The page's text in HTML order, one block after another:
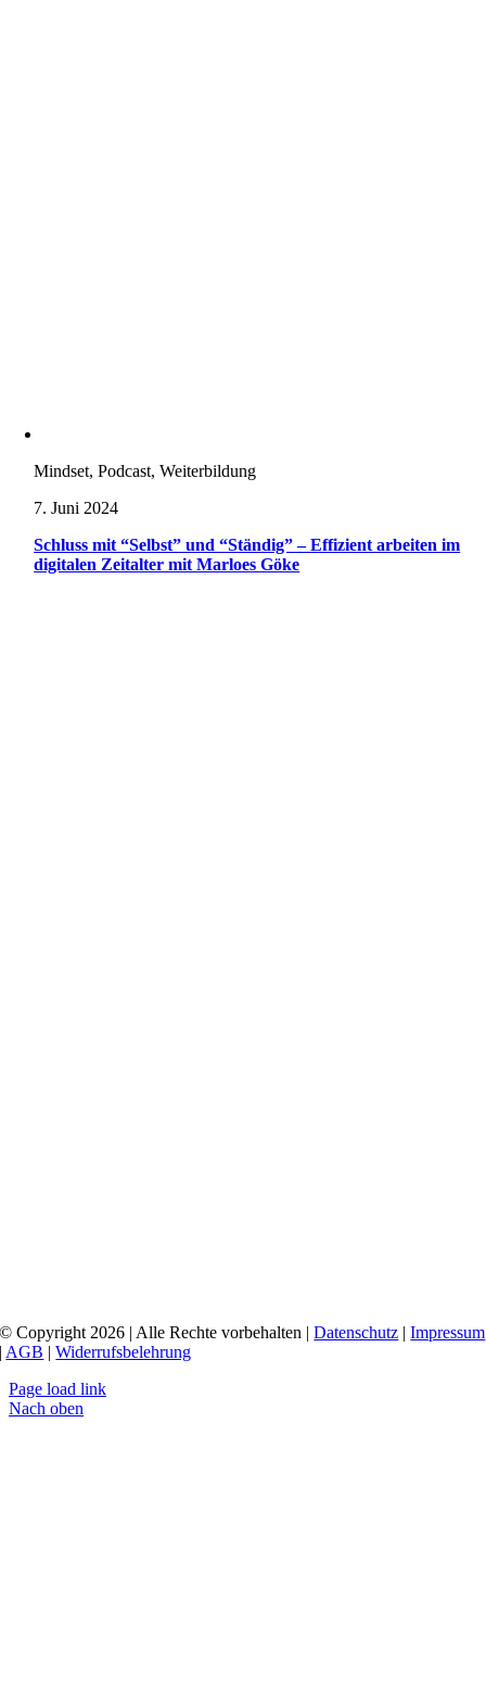
Mindset, Podcast, Weiterbildung
7. Juni 2024
Schluss mit “Selbst” und “Ständig” – Effizient arbeiten im
digitalen Zeitalter mit Marloes Göke
© Copyright 2026 | Alle Rechte vorbehalten |Datenschutz |Impressum
| AGB |Widerrufsbelehrung
Page load link
Nach oben